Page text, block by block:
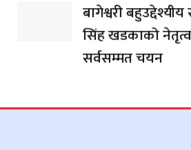
बागेश्वरी
सिंह खडकाको
सर्वसम्मत चयन